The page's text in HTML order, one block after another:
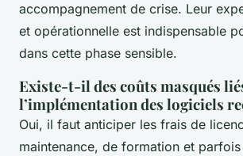
accompagnement de crise. Leur
et opérationnelle est indispensable
dans cette phase sensible.
Existe-t-il des coûts masqués
l’implémentation des logiciels
Oui, il faut anticiper les frais de
maintenance, de formation et